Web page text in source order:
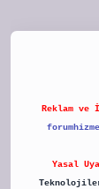
Reklam
Yasal